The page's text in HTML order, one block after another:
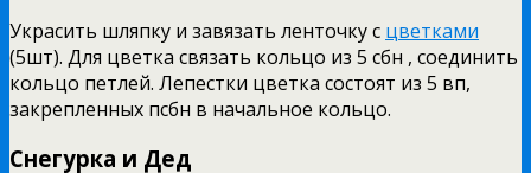
Украсить шляпку и завязать ленточку с цветками
(5шт). Для цветка связать кольцо из 5 сбн , соединить
кольцо петлей. Лепестки цветка состоят из 5 вп,
закрепленных псбн в начальное кольцо.
Снегурка и Дед